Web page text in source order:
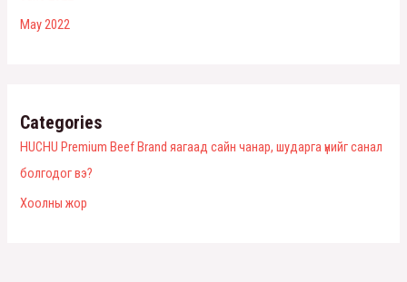
May 2022
Categories
HUCHU Premium Beef Brand яагаад сайн чанар, шударга үнийг санал
болгодог вэ?
Хоолны жор